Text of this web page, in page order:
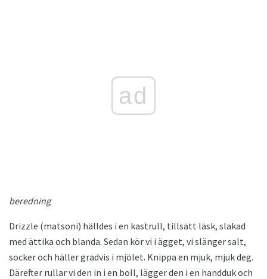
ad
beredning
Drizzle (matsoni) hälldes i en kastrull, tillsätt läsk, slakad
med ättika och blanda. Sedan kör vi i ägget, vi slänger salt,
socker och häller gradvis i mjölet. Knippa en mjuk, mjuk deg.
Därefter rullar vi den in i en boll, lägger den i en handduk och